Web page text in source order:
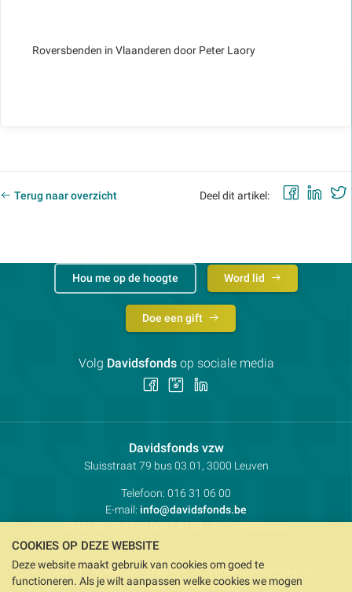
Roversbenden in Vlaanderen door Peter Laory
Terug naar overzicht Deel dit artikel:
Davidsfonds vzwContactpersoon:
Adres:
Sluisstraat 79 bus 03.01, 3000 Leuven
Telefoon: 016 31 06 00
E-mail: info@davidsfonds.be
IBAN:BE98 4310 0693 8193- BIC:KREDBEBB
Privacy Koekjesvoorkeuren
Verkoopsvoorwaarden
Intellectueel eigendom
Hou me op de hoogte Word lid
Doe een gift
Volg Davidsfondsop sociale media
Volg Volg
COOKIES OP DEZE WEBSITE
Deze website maakt gebruik van cookies om goed te
functioneren. Als je wilt aanpassen welke cookies we mogen